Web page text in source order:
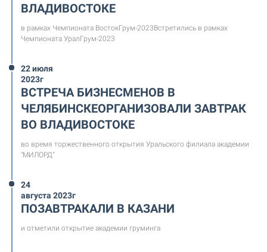
ВЛАДИВОСТОКЕ
в рамках Чемпионата ВостокГрум-2023Встретились в рамках
Чемпионата УралГрум-2023
22 июля
2023г
ВСТРЕЧА БИЗНЕСМЕНОВ В
ЧЕЛЯБИНСКЕОРГАНИЗОВАЛИ ЗАВТРАК
ВО ВЛАДИВОСТОКЕ
во время торжественного открытия Уральского филиала академии
"МИЛОРД"
24
августа 2023г
ПОЗАВТРАКАЛИ В КАЗАНИ
и отметили открытие академии груминга